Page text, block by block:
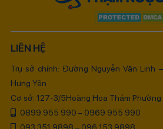
LIÊN HỆ
Trụ sở chính: Đường Nguyễn Văn Linh
Hưng Yên
Cơ sở: 127-3/5Hoàng Hoa Thám Phường
0899 955 990 – 0969 955 990